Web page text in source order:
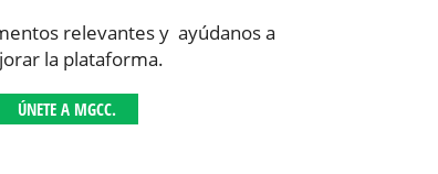
relevantes y ayúdanos a
la plataforma.
ÚNETE A MGCC.